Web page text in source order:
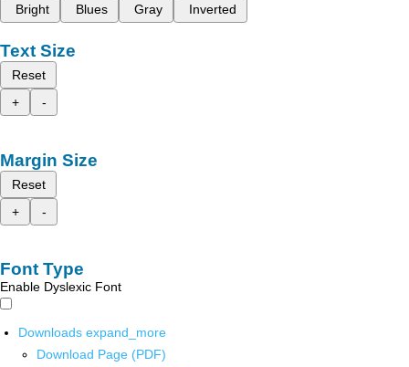
Bright
Blues Gray Inverted
Text Size
Reset
+
-
Margin Size
Reset
+
-
Font Type
Enable Dyslexic Font
Downloads expand_more
Download Page (PDF)